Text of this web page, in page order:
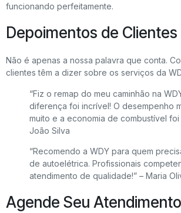
funcionando perfeitamente.
Depoimentos de
Não é apenas a nossa palavra que conta.
clientes têm a dizer sobre os serviços da
“Fiz o remap do meu caminhão na
diferença foi incrível! O desempenho
muito e a economia de combustível foi
João Silva
“Recomendo a WDY para quem
de autoelétrica. Profissionais
atendimento de qualidade!” – Maria
Agende Seu Atendimento